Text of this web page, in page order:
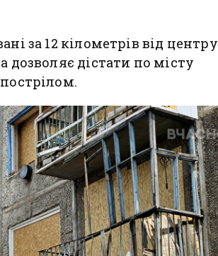
за 12 кілометрів від центру
дозволяє дістати по місту